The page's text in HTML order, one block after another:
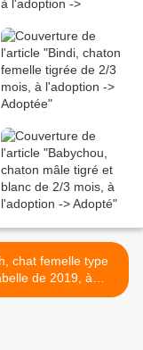
chat femelle type
de 2019, à
l'adoption -> adoptée >